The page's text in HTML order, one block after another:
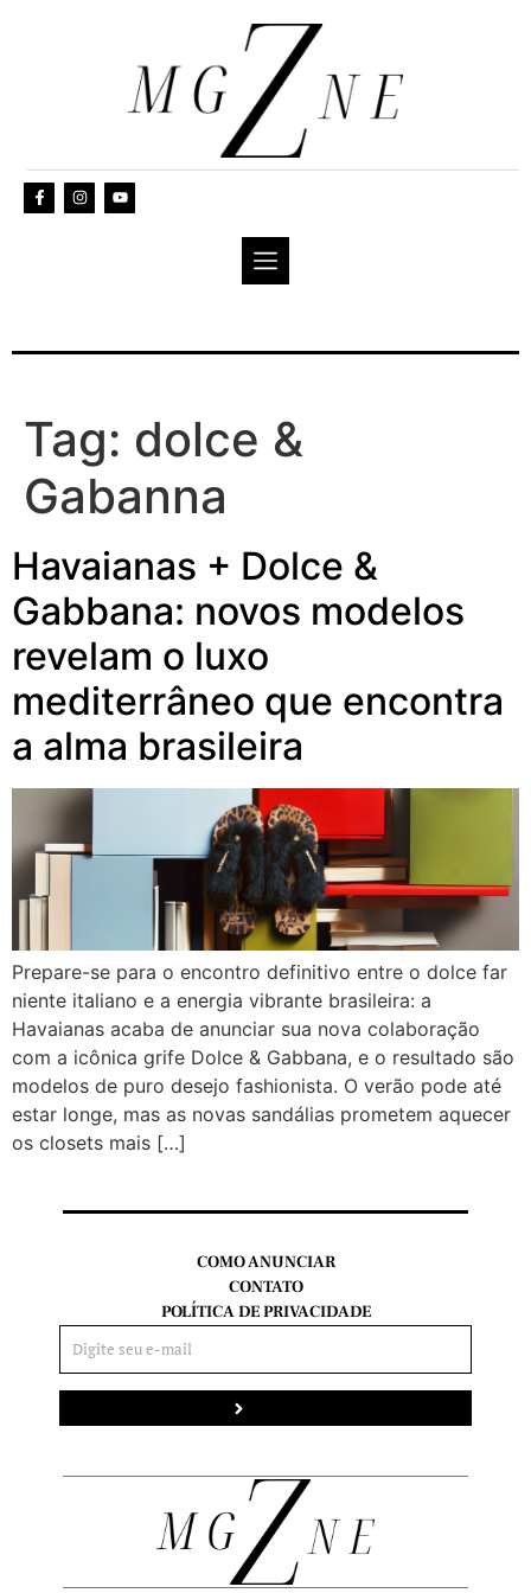
Tag: dolce &
Gabanna
Havaianas + Dolce &
Gabbana: novos modelos
revelam o luxo
mediterrâneo que encontra
a alma brasileira
Prepare-se para o encontro definitivo entre o dolce far
niente italiano e a energia vibrante brasileira: a
Havaianas acaba de anunciar sua nova colaboração
com a icônica grife Dolce & Gabbana, e o resultado são
modelos de puro desejo fashionista. O verão pode até
estar longe, mas as novas sandálias prometem aquecer
os closets mais […]
COMO ANUNCIAR
CONTATO
POLÍTICA DE PRIVACIDADE